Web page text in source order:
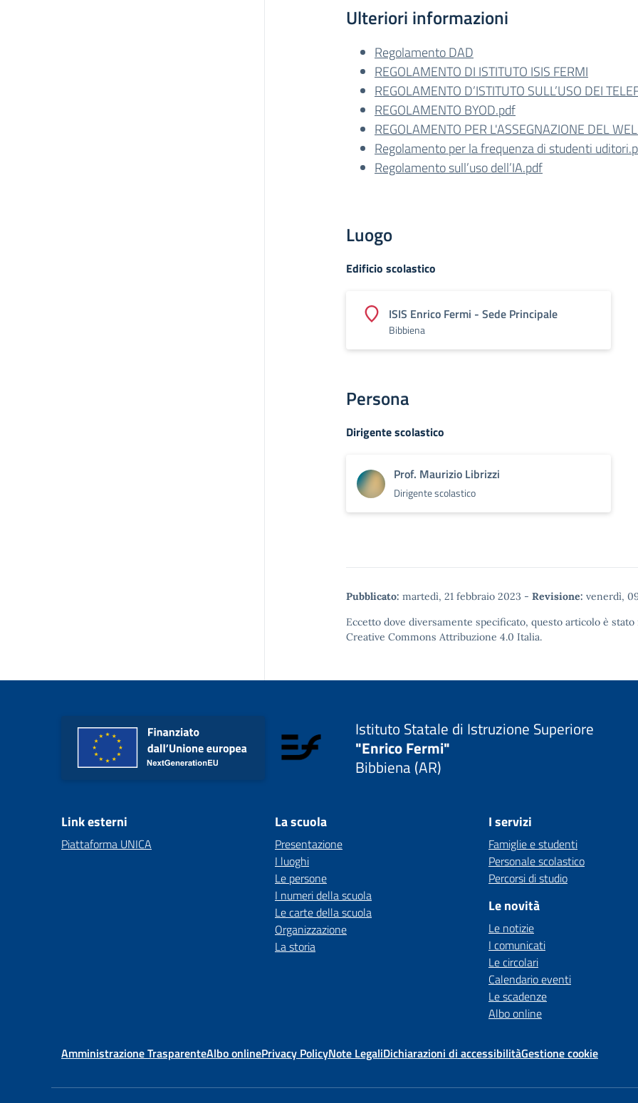
Ulteriori informazioni
Regolamento DAD
REGOLAMENTO DI ISTITUTO ISIS FERMI
REGOLAMENTO D’ISTITUTO SULL’USO DEI
REGOLAMENTO BYOD.pdf
REGOLAMENTO PER L'ASSEGNAZIONE DEL
Regolamento per la frequenza di studenti
Regolamento sull’uso dell’IA.pdf
Luogo
Edificio scolastico
ISIS Enrico Fermi - Sede Principale
Bibbiena
Persona
Dirigente scolastico
Prof. Maurizio Librizzi
Dirigente scolastico
Pubblicato: martedì, 21 febbraio 2023 - Revisione: venerdì,
Eccetto dove diversamente specificato, questo articolo è
Creative Commons Attribuzione 4.0 Italia.
Istituto Statale di Istruzione Superiore
"Enrico Fermi"
Bibbiena (AR)
Link esterni
Piattaforma UNICA
La scuola
Presentazione
I luoghi
Le persone
I numeri della scuola
Le carte della scuola
Organizzazione
La storia
I servizi
Famiglie e studenti
Personale scolastico
Percorsi di studio
Le novità
Le notizie
I comunicati
Le circolari
Calendario eventi
Le scadenze
Albo online
Amministrazione TrasparenteAlbo onlinePrivacy PolicyNote LegaliDichiarazioni di accessibilitàGestione cookie